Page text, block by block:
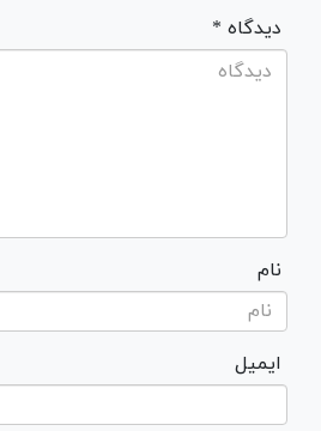
* دیدگاه
نام
ایمیل